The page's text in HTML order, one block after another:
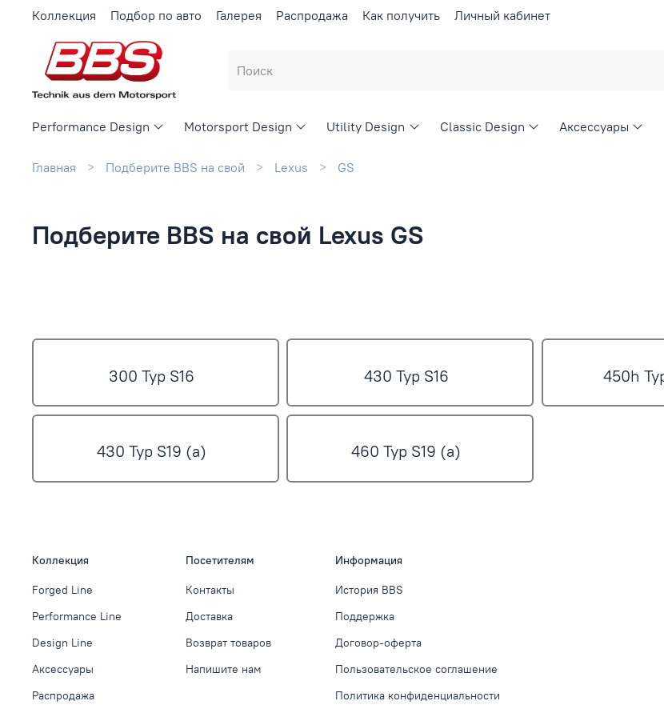
Коллекция Подбор по авто Галерея Распродажа Как получить Личный кабинет
Performance Design Motorsport Design Utility Design Classic Design Аксессуары
Главная Подберите BBS на свой Lexus GS
Подберите BBS на свой Lexus GS
300 Typ S16 430 Typ S16 450h
430 Typ S19 (a) 460 Typ S19 (a)
Коллекция
Forged Line
Performance Line
Design Line
Аксессуары
Распродажа
Посетителям
Контакты
Доставка
Возврат товаров
Напишите нам
Информация
История BBS
Поддержка
Договор-оферта
Пользовательское соглашение
Политика конфиденциальности